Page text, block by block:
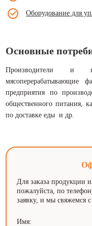
Оборудование для
Основные
Производители и
мясоперерабатывающие
предприятия по
общественного питания,
по доставке еды и др.
Для заказа продукции
пожалуйста, по
заявку, и мы свяжемся
Имя: